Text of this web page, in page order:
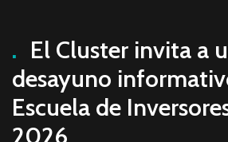
. El Cluster invita a
desayuno
Escuela de